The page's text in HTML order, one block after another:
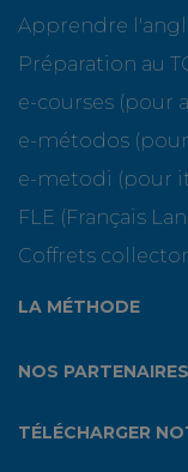
Apprendre
Préparation au
e-courses (pour
e-métodos
e-metodi (pour
FLE (Français
Coffrets collector
LA MÉTHODE
NOS PARTENAIRES
TÉLÉCHARGER